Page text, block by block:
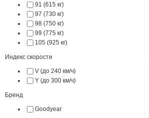
91 (615 кг)
97 (730 кг)
98 (750 кг)
99 (775 кг)
105 (925 кг)
Индекс скорости
V (до 240 км/ч)
Y (до 300 км/ч)
Бренд
Goodyear